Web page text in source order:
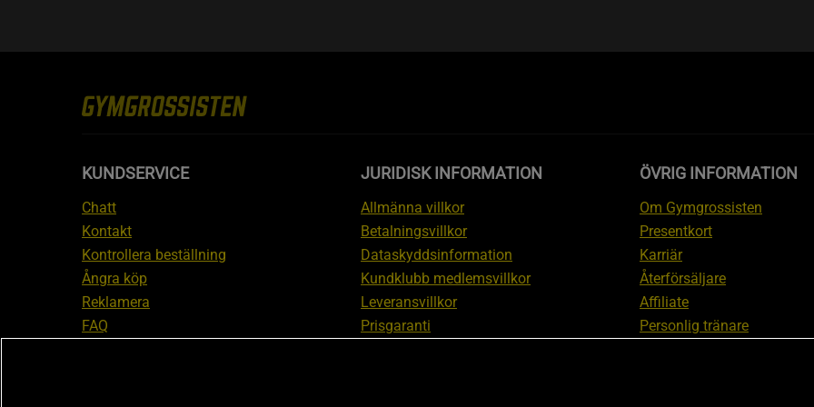
KUNDSERVICE
Chatt
Kontakt
Kontrollera beställning
Ångra köp
Reklamera
FAQ
JURIDISK INFORMATION
Allmänna villkor
Betalningsvillkor
Dataskyddsinformation
Kundklubb medlemsvillkor
Leveransvillkor
Prisgaranti
ÖVRIG INFORMATION
Om Gymgrossisten
Presentkort
Karriär
Återförsäljare
Affiliate
Personlig tränare